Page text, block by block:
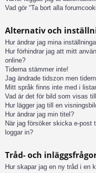
Vad gör “Ta bort alla
Alternativ och
Hur ändrar jag mina
Hur förhindrar jag att mitt
online?
Tiderna stämmer inte!
Jag ändrade tidszon men
Mitt språk finns inte med i
Vad är det för bild som visas
Hur lägger jag till en
Hur ändrar jag min titel?
När jag försöker skicka e-post
loggar in?
Tråd- och
Hur skapar jag en ny tråd i en